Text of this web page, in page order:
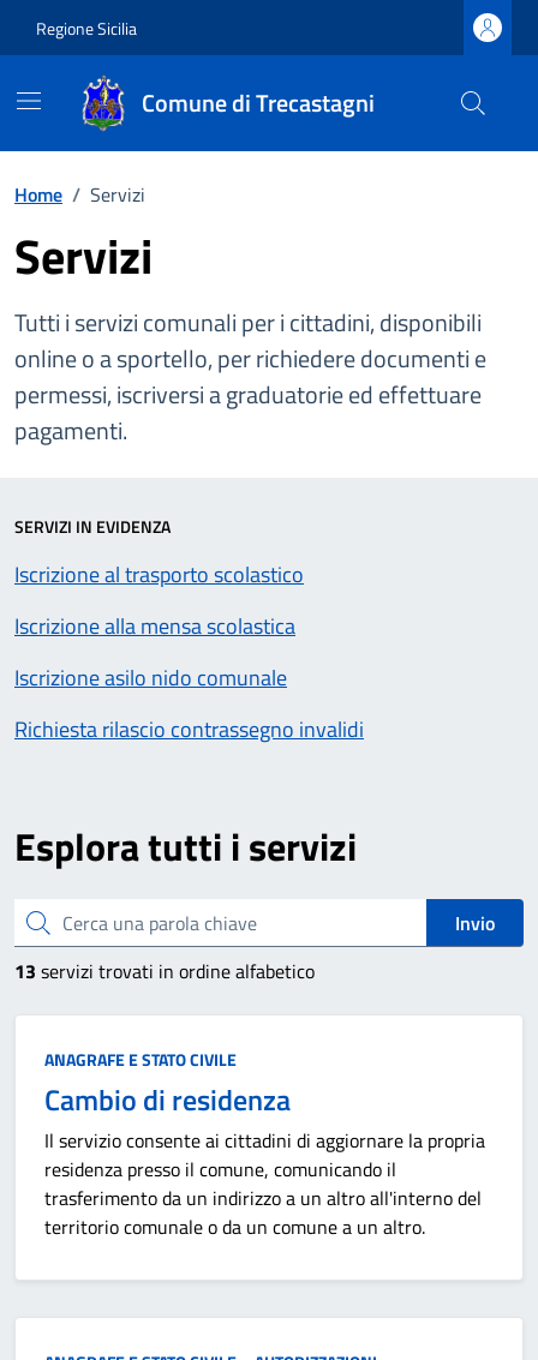
Regione Sicilia
Comune di Trecastagni
Home / Servizi
Servizi
Tutti i servizi comunali per i cittadini, disponibili
online o a sportello, per richiedere documenti e
permessi, iscriversi a graduatorie ed effettuare
pagamenti.
Esplora tutti i servizi
Cerca una parola chiave
Invio
13 servizi trovati in ordine alfabetico
Categoria:
ANAGRAFE E STATO CIVILE
Cambio di residenza
Il servizio consente ai cittadini di aggiornare la propria
residenza presso il comune, comunicando il
trasferimento da un indirizzo a un altro all'interno del
territorio comunale o da un comune a un altro.
SERVIZI IN EVIDENZA
Iscrizione al trasporto scolastico
Iscrizione alla mensa scolastica
Iscrizione asilo nido comunale
Richiesta rilascio contrassegno invalidi